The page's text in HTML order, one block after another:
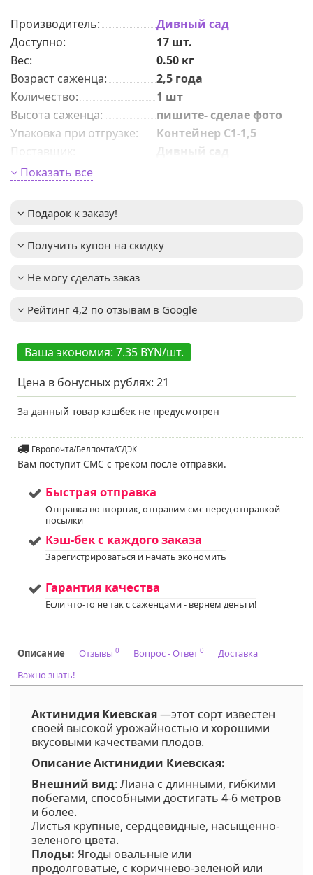
Производитель:
Дивный сад
Доступно:
17 шт.
Вес:
0.50 кг
Возраст саженца:
2,5 года
Количeствo:
1 шт
Высота саженца:
пишите- сделае фото
Упаковка при отгрузке:
Контейнер С1-1,5
Поставщик
Дивный сад
Период цветения
Урожайность
Вкус ягоды:
сладким вкусом
растения:
Зимостойкость
до -31°C (зона USDA 4)
Требует опылителей
максимального
урожая
Примечание: Устойчивость к
болезням и
вредителям: средняя
устойчивость к
основным
голубики, таким как
мучнистая роса и
заболеваний
рекомендуется
профилактические
обработки.
услуги по уходу за
вашим садом. Запись
доступна. Если у вас
получения
Напишите нам в Viber
+375298412160
Код на питомнике:
63
Показать все
Подарок к заказу!
Получить купон на скидку
Не могу сделать заказ
Рейтинг 4,2 по отзывам в Google
Ваша экономия: 7.35 BYN/шт.
Цена в бонусных рублях: 21
За данный товар кэшбек не предусмотрен
Европочта/Белпочта/СДЭК
Вам поступит СМС с треком после отправки.
Быстрая отправка
Отправка во вторник, отправим смс перед отправкой
посылки
Кэш-бек с каждого заказа
Зарегистрироваться и начать экономить
Гарантия качества
Если что-то не так с саженцами - вернем деньги!
Описание Отзывы 0 Вопрос - Ответ 0
Доставка
Важно знать!
Актинидия Киевская—этот сорт известен
своей высокой урожайностью и хорошими
вкусовыми качествами плодов.
Описание Актинидии Киевская:
Внешний вид: Лиана с длинными, гибкими
побегами, способными достигать 4-6 метров
и более.
Листья крупные, сердцевидные, насыщенно-
зеленого цвета.
Плоды: Ягоды овальные или
продолговатые, с коричнево-зеленой или